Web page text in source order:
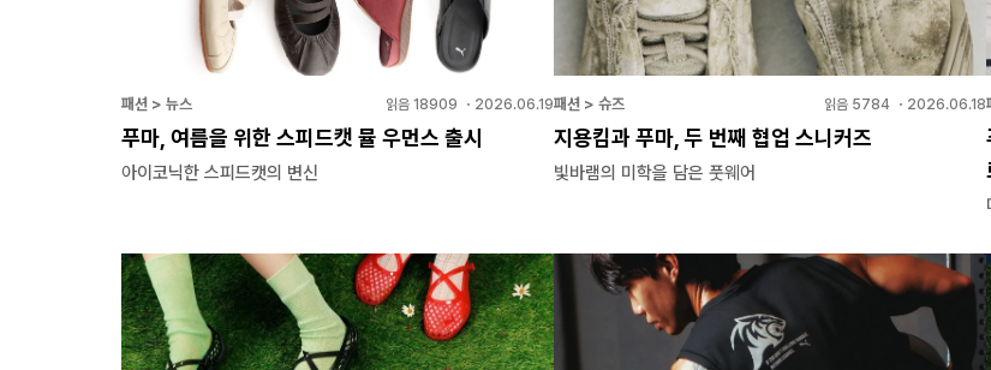
패션 > 뉴스 읽음 18909 ・ 2026.06.19
푸마, 여름을 위한 스피드캣 뮬 우먼스 출시
아이코닉한 스피드캣의 변신
패션 > 슈즈 읽음 5784・ 2026.06.18
지용킴과 푸마, 두 번째 협업 스니커즈
빛바램의 미학을 담은 풋웨어